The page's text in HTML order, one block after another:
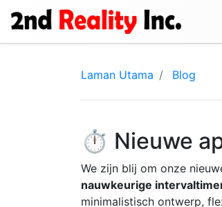
Laman Utama Blog
⏱️ Nieuwe
We zijn blij om onze
nauwkeurige
minimalistisch ontwerp,